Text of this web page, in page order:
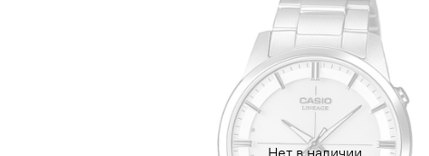
Нет в наличии